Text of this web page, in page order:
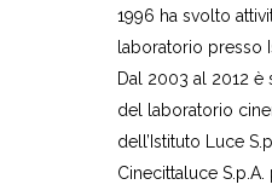
1996 ha svolto
laboratorio presso
Dal 2003 al 2012 è
del laboratorio
dell’Istituto Luce
Cinecittaluce